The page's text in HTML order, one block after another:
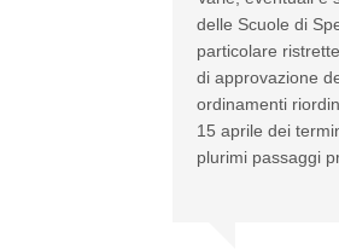
delle Scuole di
particolare
di approvazione
ordinamenti
15 aprile dei
plurimi passaggi